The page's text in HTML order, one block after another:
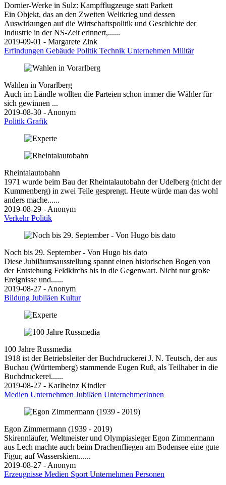
Dornier-Werke in Sulz: Kampfflugzeuge statt Parkett
Ein Objekt, das an den Zweiten Weltkrieg und dessen
Auswirkungen auf die Wirtschaftspolitik und Geschichte der
Industrie in der NS-Zeit erinnert,......
2019-09-01 - Margarete Zink
Erfindungen Gebäude Politik Technik Unternehmen Militär
Wahlen in Vorarlberg
Auch im Ländle wollten die Parteien schon immer die Wähler für
sich gewinnen ...
2019-08-30 - Anonym
Politik Grafik
Rheintalautobahn
1971 wurde beim Bau der Rheintalautobahn der Udelberg (nicht der
Kummenberg) in zwei Teile gesprengt. Heute würde man das wohl
anders mache......
2019-08-29 - Anonym
VerkehrPolitik
Noch bis 29. September - Von Hugo bis dato
Diese Jubiläumsausstellung spannt einen historischen Bogen von
der Entstehung Feldkirchs bis in die Gegenwart. Nicht nur große
Ereignisse und......
2019-08-27 - Anonym
Bildung Jubiläen Kultur
100 Jahre Russmedia
1918 ist der Betriebsleiter der Buchdruckerei J. N. Teutsch, der aus
Buchau (Württemberg) stammende Eugen Ruß, als Teilhaber in die
Buchdruckerei......
2019-08-27 - Karlheinz Kindler
Medien Unternehmen Jubiläen UnternehmerInnen
Egon Zimmermann (1939 - 2019)
Skirennläufer, Weltmeister und Olympiasieger Egon Zimmermann
aus Lech machte auch beim Drachenfliegen am Bodensee eine gute
Figur, auf Wasserskiern......
2019-08-27 - Anonym
Erzeugnisse Medien Sport Unternehmen Personen